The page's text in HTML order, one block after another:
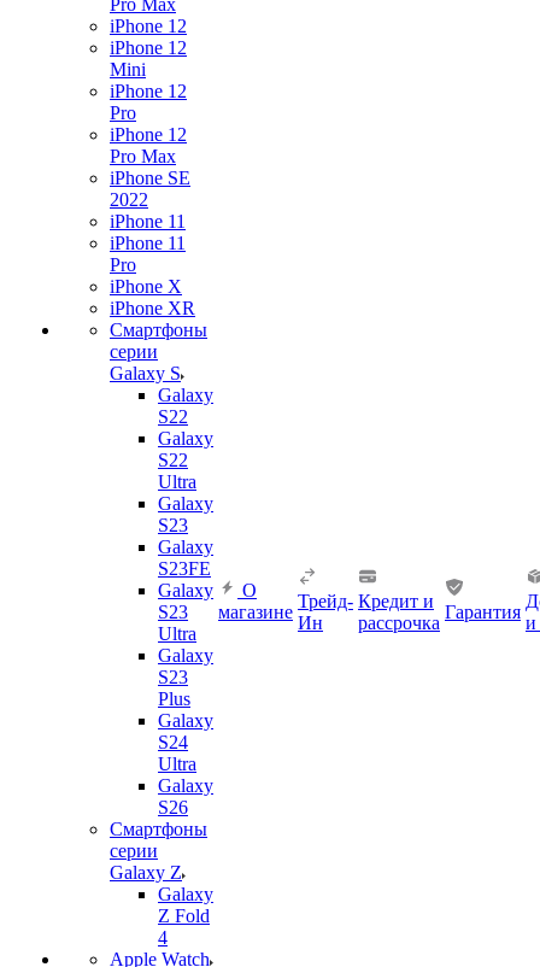
Pro Max
iPhone 12
iPhone 12
Mini
iPhone 12
Pro
iPhone 12
Pro Max
iPhone SE
2022
iPhone 11
iPhone 11
Pro
iPhone X
iPhone XR
Смартфоны
серии
Galaxy S
Galaxy
S22
Galaxy
S22
Ultra
Galaxy
S23
Galaxy
S23FE
Galaxy
S23
Ultra
Galaxy
S23
Plus
Galaxy
S24
Ultra
Galaxy
S26
Смартфоны
серии
Galaxy Z
Galaxy
Z Fold
4
Apple Watch
О
магазине
Трейд-
Ин
Кредит и
рассрочка
Гарантия
и